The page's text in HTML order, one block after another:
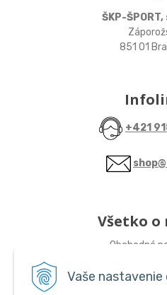
Vaše nastavenie
ŠKP-
851 01
+421
Všetko o
Obchodné